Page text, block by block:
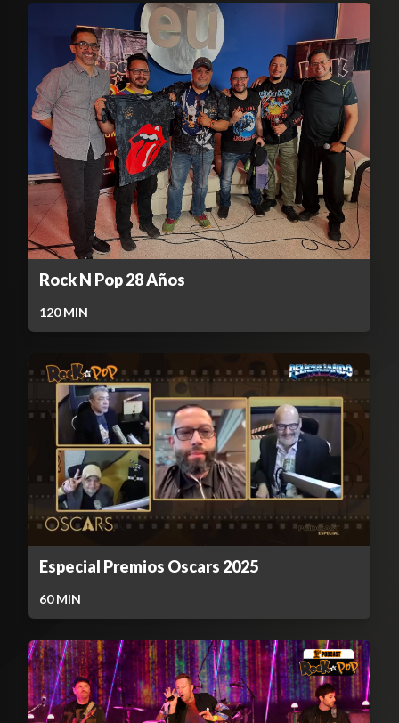
Rock N Pop 28 Años
120MIN
Especial Premios Oscars 2025
60MIN